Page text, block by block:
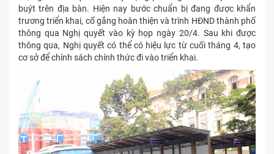
buýt trên địa bàn. Hiện nay bước chuẩn bị đang được khẩn
trương triển khai, cố gắng hoàn thiện và trình HĐND thành phố
thông qua Nghị quyết vào kỳ họp ngày 20/4. Sau khi được
thông qua, Nghị quyết có thể có hiệu lực từ cuối tháng 4, tạo
cơ sở để chính sách chính thức đi vào triển khai.